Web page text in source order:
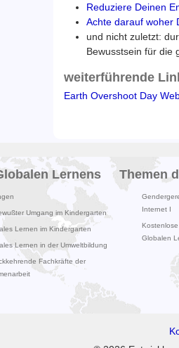
Reduziere Deinen
Achte darauf woher
und nicht zuletzt:
Bewusstsein für die
weiterführende
Earth Overshoot Day
Lernens
Umgang im Kindergarten
Lernen im Kindergarten
Lernen in der Umweltbildung
Fachkräfte der
Themen
Internet I
Globalen